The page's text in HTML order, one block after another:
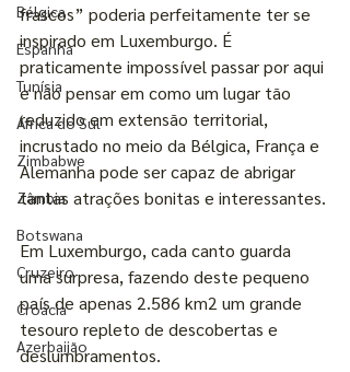
Bélgica
Espanha
Tunísia
África do Sul
Zimbabwe
Zâmbia
Botswana
Cruzeiro
Croácia
Azerbaijão
frascos” poderia perfeitamente ter se
inspirado em Luxemburgo. É
praticamente impossível passar por aqui
e não pensar em como um lugar tão
reduzido em extensão territorial,
incrustado no meio da Bélgica, França e
Alemanha pode ser capaz de abrigar
tantas atrações bonitas e interessantes.
Em Luxemburgo, cada canto guarda
uma surpresa, fazendo deste pequeno
país de apenas 2.586 km2 um grande
tesouro repleto de descobertas e
deslumbramentos.